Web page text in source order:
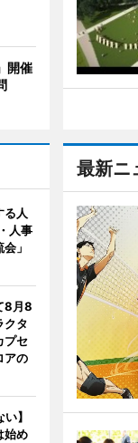
最新ニ
開催
る人
人事
」
8月8
クタ
プセ
アの
】
始め